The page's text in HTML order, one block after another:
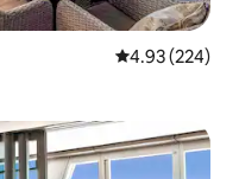
5 ರಲ್ಲಿ 4.93
4.93 (224)